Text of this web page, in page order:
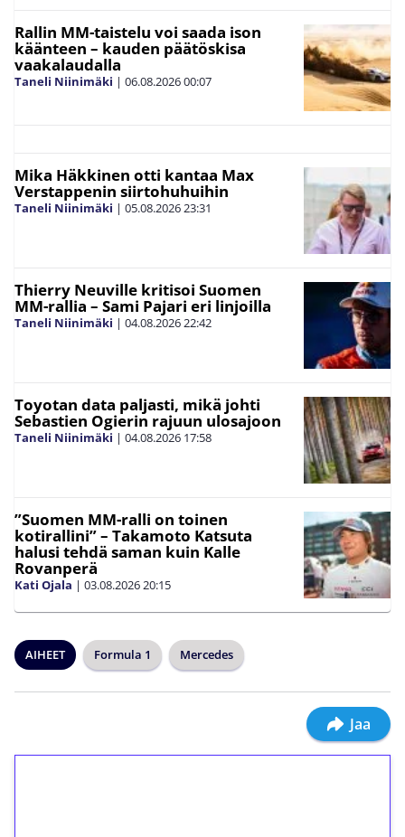
Rallin MM-taistelu voi saada ison
käänteen – kauden päätöskisa
vaakalaudalla
Taneli Niinimäki | 06.08.202600:07
Mika Häkkinen otti kantaa Max
Verstappenin siirtohuhuihin
Taneli Niinimäki | 05.08.202623:31
Thierry Neuville kritisoi Suomen
MM-rallia – Sami Pajari eri linjoilla
Taneli Niinimäki | 04.08.202622:42
Toyotan data paljasti, mikä johti
Sebastien Ogierin rajuun ulosajoon
Taneli Niinimäki | 04.08.2026 17:58
”Suomen MM-ralli on toinen
kotirallini” – Takamoto Katsuta
halusi tehdä saman kuin Kalle
Rovanperä
Kati Ojala | 03.08.202620:15
AIHEET Formula 1 Mercedes
Jaa